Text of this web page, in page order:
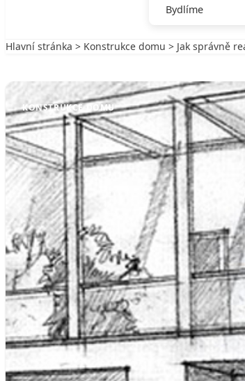
Bydlíme
Hlavní stránka > Konstrukce domu > Jak správně
KONSTRUKCE DOMU